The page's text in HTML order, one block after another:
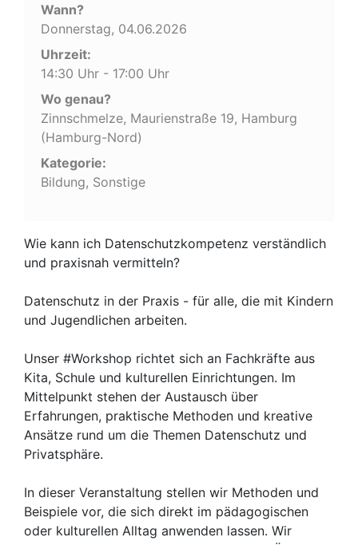
Wann?
Donnerstag, 04.06.2026
Uhrzeit:
14:30 Uhr - 17:00 Uhr
Wo genau?
Zinnschmelze, Maurienstraße 19, Hamburg
(Hamburg-Nord)
Kategorie:
Bildung, Sonstige
Wie kann ich Datenschutzkompetenz verständlich
und praxisnah vermitteln?
Datenschutz in der Praxis - für alle, die mit Kindern
und Jugendlichen arbeiten.
Unser #Workshop richtet sich an Fachkräfte aus
Kita, Schule und kulturellen Einrichtungen. Im
Mittelpunkt stehen der Austausch über
Erfahrungen, praktische Methoden und kreative
Ansätze rund um die Themen Datenschutz und
Privatsphäre.
In dieser Veranstaltung stellen wir Methoden und
Beispiele vor, die sich direkt im pädagogischen
oder kulturellen Alltag anwenden lassen. Wir